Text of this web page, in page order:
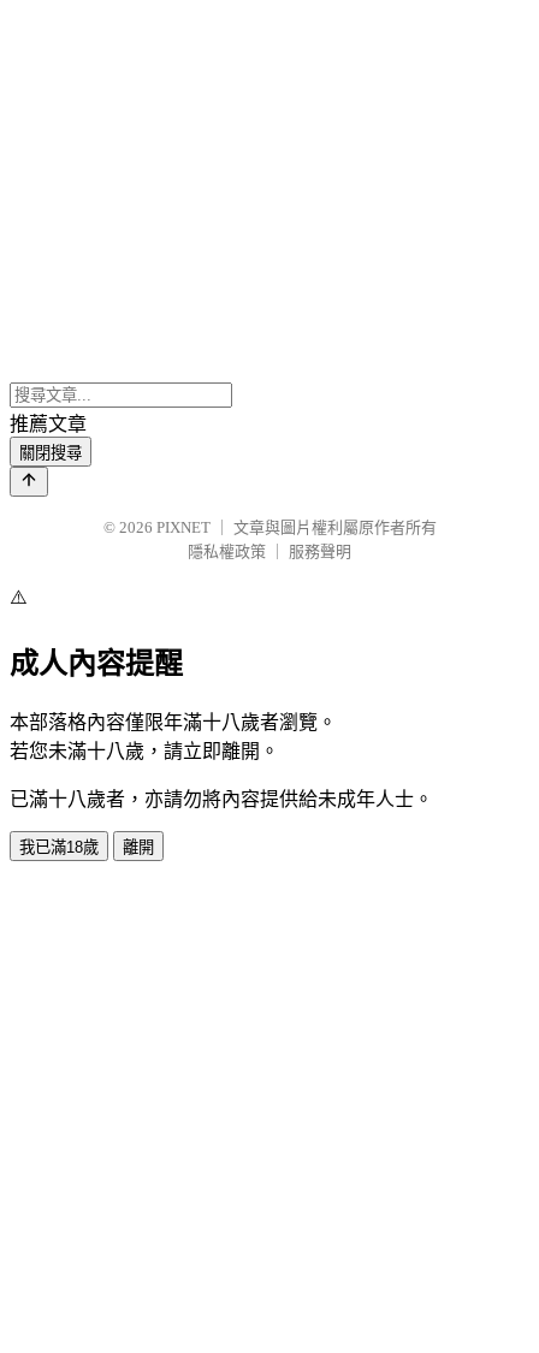
推薦文章
關閉搜尋
© 2026 PIXNET
文章與圖片權利屬原作者所有
隱私權政策
服務聲明
⚠️
成人內容提醒
本部落格內容僅限年滿十八歲者瀏覽。
若您未滿十八歲，請立即離開。
已滿十八歲者，亦請勿將內容提供給未成年人士。
我已滿18歲 離開